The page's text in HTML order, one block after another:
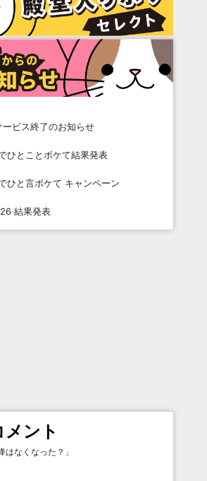
ビス終了のお知らせ
ひとことボケて結果発表
ひと言ボケて キャンペーン
結果発表
ント
はなくなった？ 」